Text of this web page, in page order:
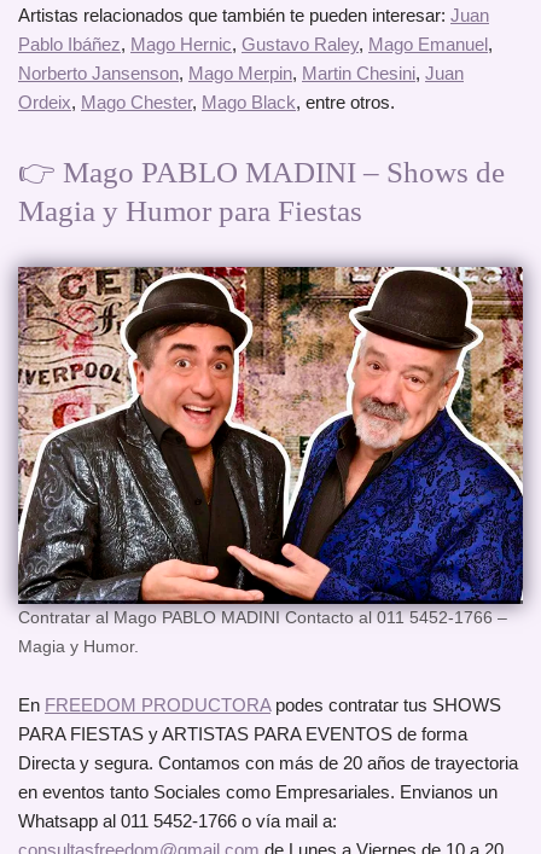
Artistas relacionados que también te pueden interesar: Juan
Pablo Ibáñez, Mago Hernic, Gustavo Raley, Mago Emanuel,
Norberto Jansenson, Mago Merpin, Martin Chesini, Juan
Ordeix, Mago Chester, Mago Black, entre otros.
👉 Mago PABLO MADINI – Shows de
Magia y Humor para Fiestas
Contratar al Mago PABLO MADINI Contacto al 011 5452-1766 –
Magia y Humor.
En FREEDOM PRODUCTORApodes contratar tus SHOWS
PARA FIESTAS y ARTISTAS PARA EVENTOS de forma
Directa y segura. Contamos con más de 20 años de trayectoria
en eventos tanto Sociales como Empresariales. Envianos un
Whatsapp al 011 5452-1766 o vía mail a:
consultasfreedom@gmail.com de Lunes a Viernes de 10 a 20